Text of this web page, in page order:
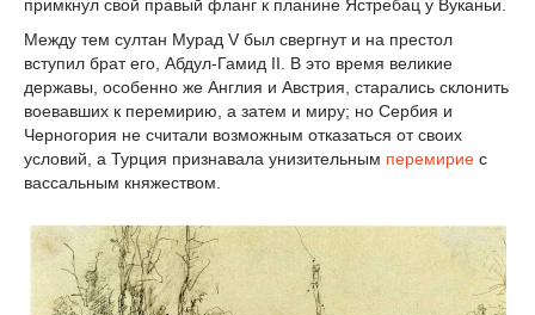
примкнул свой правый фланг к планине Ястребац у Вуканьи.
Между тем султан Мурад V был свергнут и на престол
вступил брат его, Абдул-Гамид II. В это время великие
державы, особенно же Англия и Австрия, старались склонить
воевавших к перемирию, а затем и миру; но Сербия и
Черногория не считали возможным отказаться от своих
условий, а Турция признавала унизительным перемирие с
вассальным княжеством.